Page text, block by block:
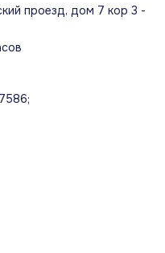
проезд, дом 7 кор 3 -